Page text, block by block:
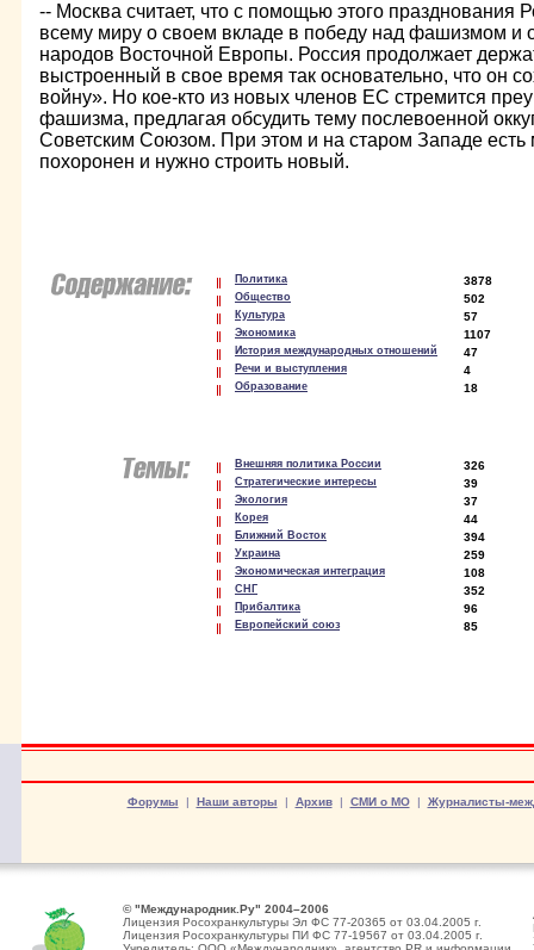
-- Москва считает, что с помощью этого празднования
всему миру о своем вкладе в победу над фашизмом и
народов Восточной Европы. Россия продолжает
выстроенный в свое время так основательно, что он
войну». Но кое-кто из новых членов ЕС стремится
фашизма, предлагая обсудить тему послевоенной
Советским Союзом. При этом и на старом Западе есть
похоронен и нужно строить новый.
Политика 3878
Общество 502
Культура 57
Экономика 1107
История международных отношений 47
Речи и выступления 4
Образование 18
Внешняя политика России 326
Стратегические интересы 39
Экология 37
Корея 44
Ближний Восток 394
Украина 259
Экономическая интеграция 108
СНГ 352
Прибалтика 96
Европейский союз 85
Форумы | Наши авторы | Архив| СМИ о МО| Журналисты-
© "Международник.Ру" 2004–2006
Лицензия Росохранкультуры Эл ФС 77-20365 от 03.04.2005 г.
Лицензия Росохранкультуры ПИ ФС 77-19567 от 03.04.2005 г.